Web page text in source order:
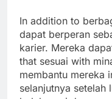
In addition to
dapat berperan
karier. Mereka
that sesuai with
membantu mereka
selanjutnya setelah